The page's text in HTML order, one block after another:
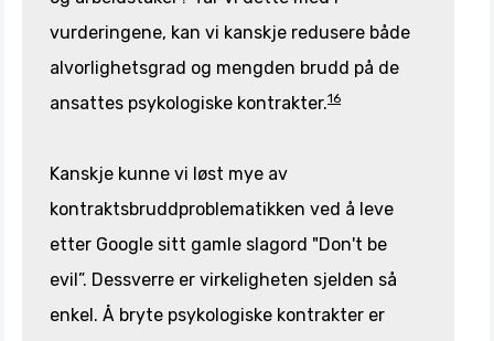
vurderingene, kan vi kanskje redusere både
alvorlighetsgrad og mengden brudd på de
ansattes psykologiske kontrakter.16
Kanskje kunne vi løst mye av
kontraktsbruddproblematikken ved å leve
etter Google sitt gamle slagord "Don't be
evil”. Dessverre er virkeligheten sjelden så
enkel. Å bryte psykologiske kontrakter er